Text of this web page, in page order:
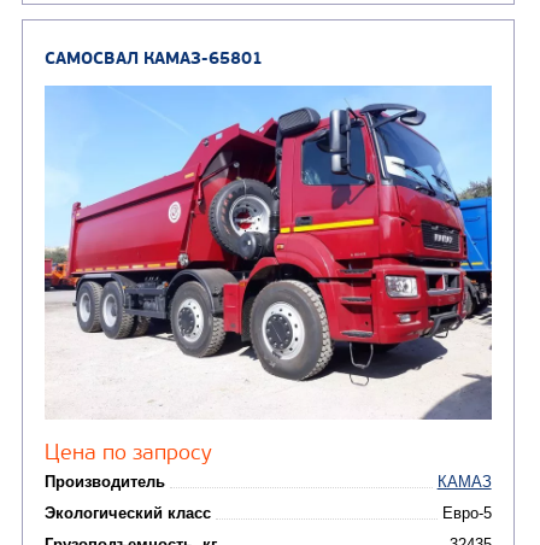
Вместимость кузова, м3
Направление разгрузки
Заказать
Кредит/Лизинг
САМОСВАЛ КАМАЗ-6520 В НАЛИЧИИ